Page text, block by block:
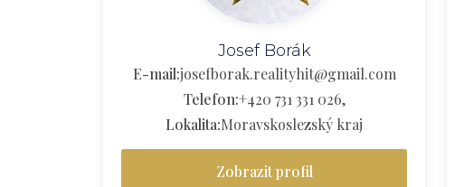
Josef Borák
E-mail:josefborak.realityhit@gmail.com
Telefon:+420 731 331 026,
Lokalita:Moravskoslezský kraj
Zobrazit profil